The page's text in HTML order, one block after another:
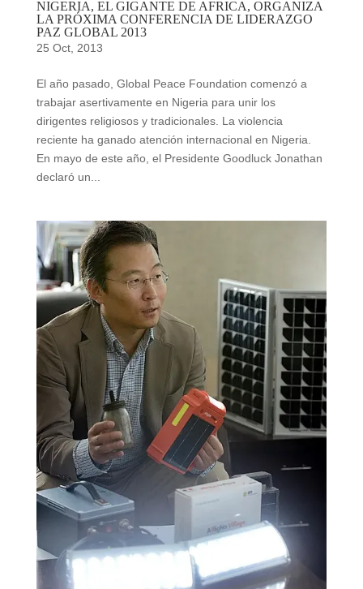
NIGERIA, EL GIGANTE DE AFRICA, ORGANIZA
LA PRÓXIMA CONFERENCIA DE LIDERAZGO
PAZ GLOBAL 2013
25 Oct, 2013
El año pasado, Global Peace Foundation comenzó a
trabajar asertivamente en Nigeria para unir los
dirigentes religiosos y tradicionales. La violencia
reciente ha ganado atención internacional en Nigeria.
En mayo de este año, el Presidente Goodluck Jonathan
declaró un...